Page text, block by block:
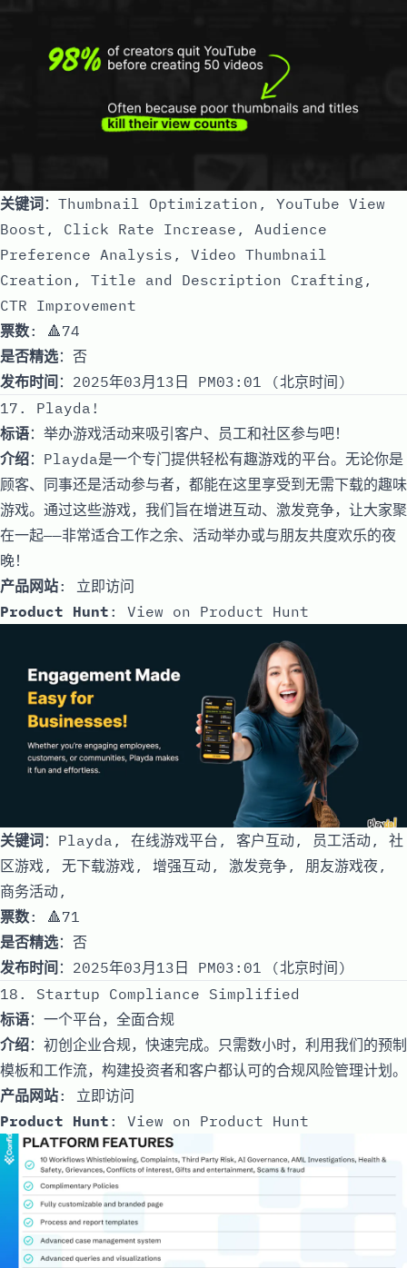
关键词：Thumbnail Optimization, YouTube View
Boost, Click Rate Increase, Audience
Preference Analysis, Video Thumbnail
Creation, Title and Description Crafting,
CTR Improvement
票数: 🔺74
是否精选：否
发布时间 ：2025年03月13日 PM03:01 (北京时间)
17. Playda!
标语：举办游戏活动来吸引客户、员工和社区参与吧！
介绍：Playda是一个专门提供轻松有趣游戏的平台。无论你是
顾客、同事还是活动参与者，都能在这里享受到无需下载的趣味
游戏。通过这些游戏，我们旨在增进互动、激发竞争，让大家聚
在一起——非常适合工作之余、活动举办或与朋友共度欢乐的夜
晚！
产品网站: 立即访问
Product Hunt : View on Product Hunt
关键词：Playda, 在线游戏平台, 客户互动, 员工活动, 社
区游戏, 无下载游戏, 增强互动, 激发竞争, 朋友游戏夜,
商务活动,
票数: 🔺71
是否精选：否
发布时间 ：2025年03月13日 PM03:01 (北京时间)
18. Startup Compliance Simplified
标语：一个平台，全面合规
介绍：初创企业合规，快速完成。只需数小时，利用我们的预制
模板和工作流，构建投资者和客户都认可的合规风险管理计划。
产品网站: 立即访问
Product Hunt : View on Product Hunt